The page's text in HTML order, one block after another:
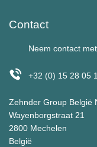
Contact
Neem contact
+32 (0) 15 28 05
Zehnder Group België
Wayenborgstraat 21
2800 Mechelen
België